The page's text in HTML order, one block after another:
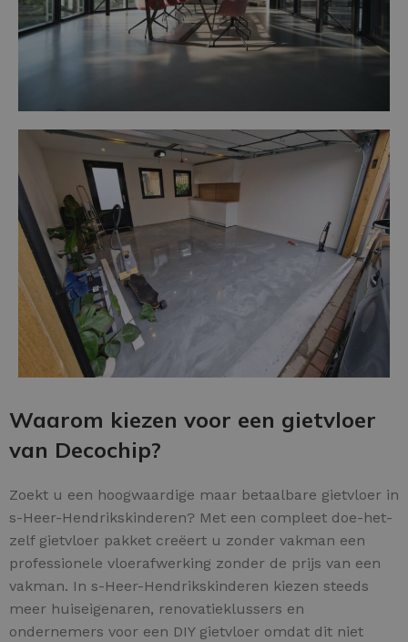
Waarom kiezen voor een gietvloer
van Decochip?
Zoekt u een hoogwaardige maar betaalbare gietvloer in
s-Heer-Hendrikskinderen? Met een compleet doe-het-
zelf gietvloer pakket creëert u zonder vakman een
professionele vloerafwerking zonder de prijs van een
vakman. In s-Heer-Hendrikskinderen kiezen steeds
meer huiseigenaren, renovatieklussers en
ondernemers voor een DIY gietvloer omdat dit niet